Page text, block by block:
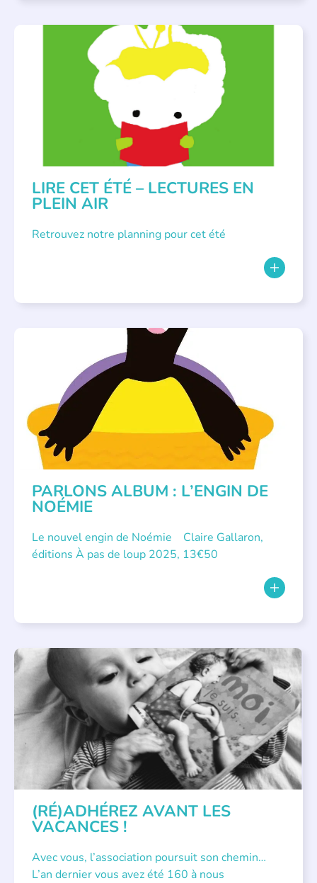
BIBLIOTHÈQUES ÉVÉNEMENTS , LECTURE INDIVIDUALISÉE
LITTÉRATURE JEUNESSE
LIRE CET ÉTÉ – LECTURES EN
PLEIN AIR
Retrouvez notre planning pour cet été
PARLONS ALBUM : L’ENGIN DE
NOÉMIE
Le nouvel engin de Noémie Claire Gallaron,
éditions À pas de loup 2025, 13€50
APPEL À SOUTIEN
(RÉ)ADHÉREZ AVANT LES
VACANCES !
Avec vous, l’association poursuit son chemin…
L’an dernier vous avez été 160 à nous